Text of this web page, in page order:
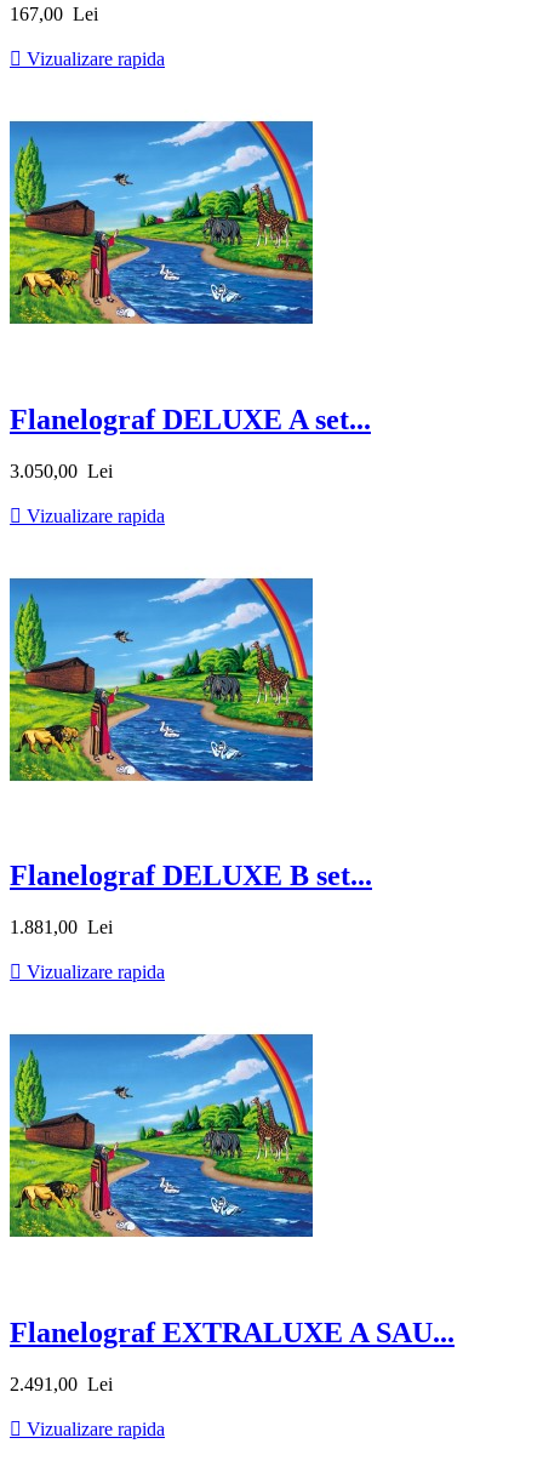
Pret
167,00 Lei
 Vizualizare rapida
Flanelograf DELUXE A set...
Pret
3.050,00 Lei
 Vizualizare rapida
Flanelograf DELUXE B set...
Pret
1.881,00 Lei
 Vizualizare rapida
Flanelograf EXTRALUXE A SAU...
Pret
2.491,00 Lei
 Vizualizare rapida